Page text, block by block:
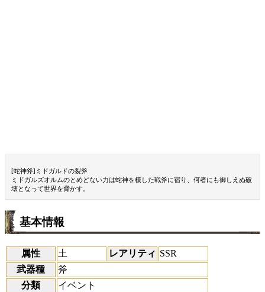
[蛇神斧]ミドガルドの裂斧
ミドガルズオルムのとめどない力は蛇神を模した戦斧に宿り、何者にも御しえぬ破
壊となって世界を脅かす。
基本情報
属性 土 レアリティ SSR
武器種
斧
分類
イベント